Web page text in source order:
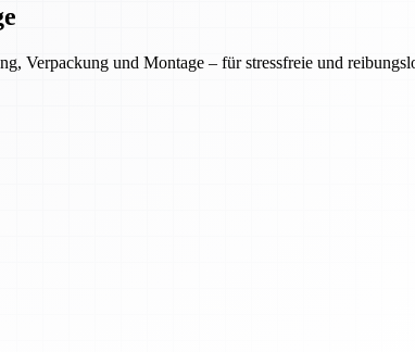
Verpackung und Montage – für stressfreie und